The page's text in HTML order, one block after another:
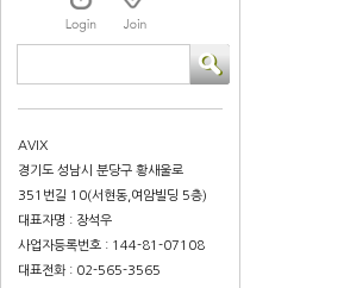
AVIX
경기도 성남시 분당구 황새울로
351번길 10(서현동,여암빌딩 5층)
대표자명 : 장석우
사업자등록번호 : 144-81-07108
대표전화 : 02-565-3565